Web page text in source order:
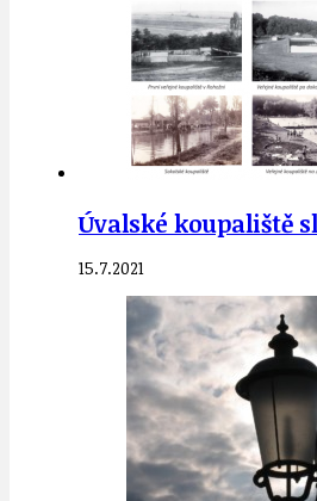
Úvalské koupaliště
15.7.2021